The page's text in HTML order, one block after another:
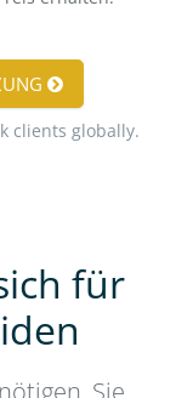
clients globally.
für
Sie